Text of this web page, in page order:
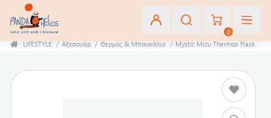
0
LIFESTYLE / Αξεσουάρ / Θερμός & Μπουκάλια / Mystic Mizu Thermos Flask